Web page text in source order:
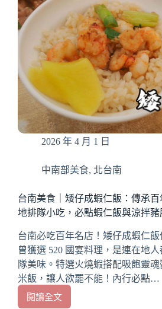
海
蔬
菜
熬
煮，
鹽
低
鈉
的
鮮
好
味！
2026 年 4 月 1 日
中南部美食, 北台南
台南美食｜矮仔成蝦仁飯：傳承百
地排隊小吃，必點蝦仁飯與涼拌豬
台南必吃百年名店！矮仔成蝦仁飯
曾獲選 520 國宴料理，是連在地
隊美味。特選火燒蝦搭配吸飽靈
米飯，讓人欲罷不能！內行必點…
閱讀全文
台